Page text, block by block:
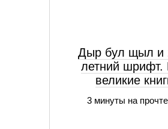
Дыр бул щыл и
летний шрифт.
великие
3 минуты на